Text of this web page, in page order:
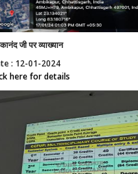
जी पर व्याख्यान
: 12-01-2024
here for details